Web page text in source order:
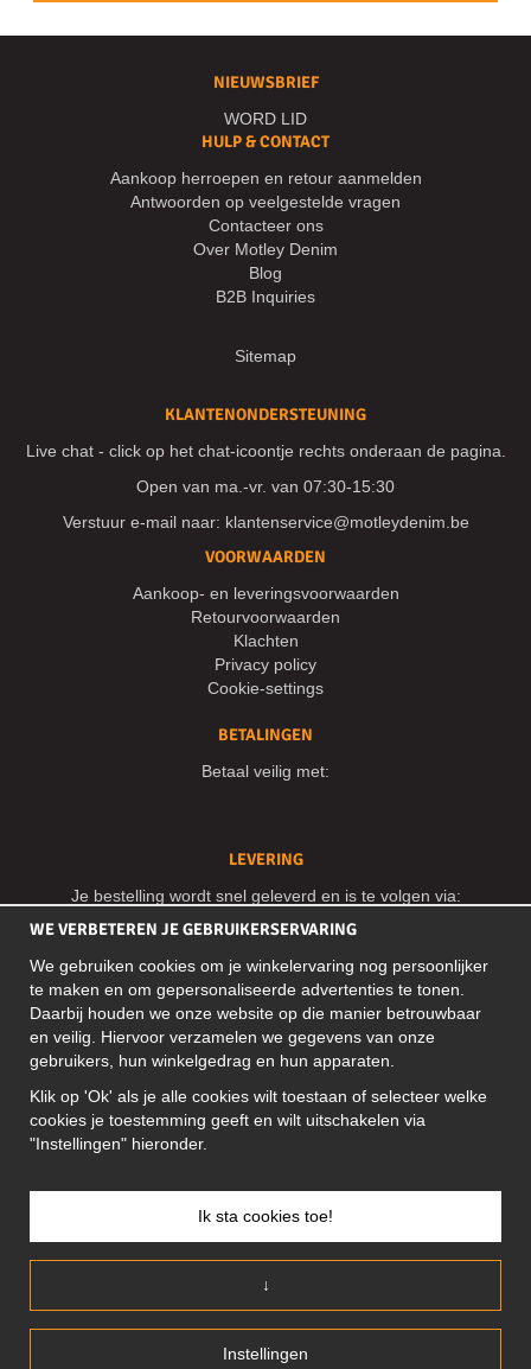
NIEUWSBRIEF
WORD LID
HULP & CONTACT
Aankoop herroepen en retour aanmelden
Antwoorden op veelgestelde vragen
Contacteer ons
Over Motley Denim
Blog
B2B Inquiries
Sitemap
KLANTENONDERSTEUNING
Live chat - click op het chat-icoontje rechts onderaan de pagina.
Open van ma.-vr. van 07:30-15:30
Verstuur e-mail naar: klantenservice@motleydenim.be
VOORWAARDEN
Aankoop- en leveringsvoorwaarden
Retourvoorwaarden
Klachten
Privacy policy
Cookie-settings
BETALINGEN
Betaal veilig met:
LEVERING
Je bestelling wordt snel geleverd en is te volgen via:
SOCIAL MEDIA
ZAKELIJK ADRES
Motley Denim Europe OÜ
Narva mnt 5, EE-10117 Tallinn
NB! Verstuur geen retoursrs naar dit adres!
BELGIUM/NEDERLANDS (BE)
WE VERBETEREN JE GEBRUIKERSERVARING
We gebruiken cookies om je winkelervaring nog persoonlijker
te maken en om gepersonaliseerde advertenties te tonen.
Daarbij houden we onze website op die manier betrouwbaar
en veilig. Hiervoor verzamelen we gegevens van onze
gebruikers, hun winkelgedrag en hun apparaten.
Klik op 'Ok' als je alle cookies wilt toestaan of selecteer welke
cookies je toestemming geeft en wilt uitschakelen via
"Instellingen" hieronder.
Instellingen
↓
Ik sta cookies toe!